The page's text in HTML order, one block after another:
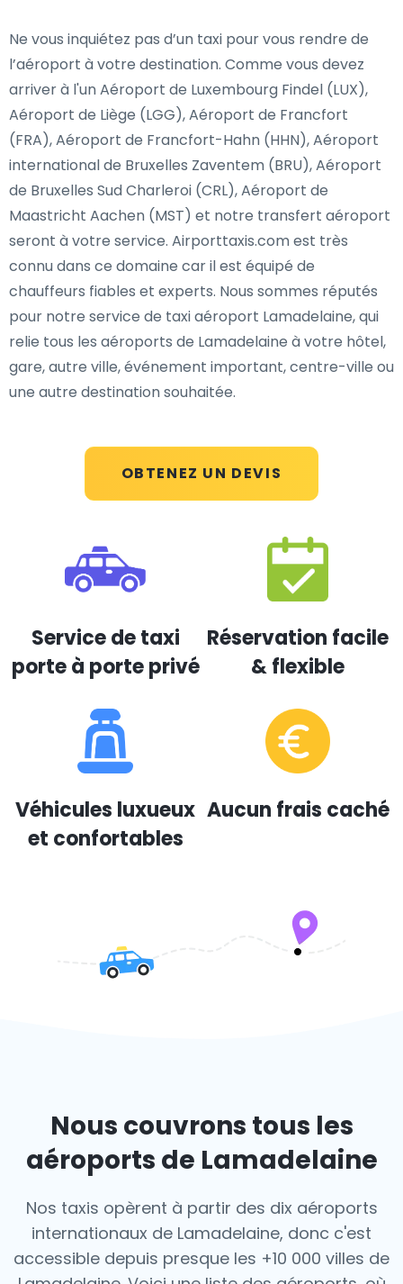
OBTENEZ UN DEVIS
Ne vous inquiétez pas d’un taxi pour vous rendre de
l’aéroport à votre destination. Comme vous devez
arriver à l'un Aéroport de Luxembourg Findel (LUX),
Aéroport de Liège (LGG), Aéroport de Francfort
(FRA), Aéroport de Francfort-Hahn (HHN), Aéroport
international de Bruxelles Zaventem (BRU), Aéroport
de Bruxelles Sud Charleroi (CRL), Aéroport de
Maastricht Aachen (MST) et notre transfert aéroport
seront à votre service. Airporttaxis.com est très
connu dans ce domaine car il est équipé de
chauffeurs fiables et experts. Nous sommes réputés
pour notre service de taxi aéroport Lamadelaine, qui
relie tous les aéroports de Lamadelaine à votre hôtel,
gare, autre ville, événement important, centre-ville ou
une autre destination souhaitée.
Service de taxi
porte à porte privé
Réservation facile
& flexible
Véhicules luxueux
et confortables
Aucun frais caché
Nous couvrons tous les
aéroports de Lamadelaine
Nos taxis opèrent à partir des dix aéroports
internationaux de Lamadelaine, donc c'est
accessible depuis presque les +10 000 villes de